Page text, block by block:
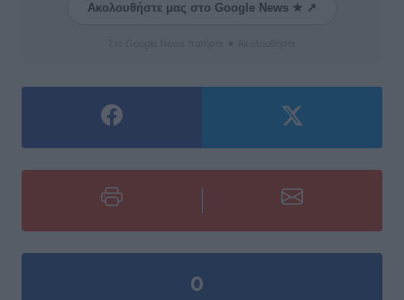
Ακολουθήστε μας στο Google News ★ ↗
0